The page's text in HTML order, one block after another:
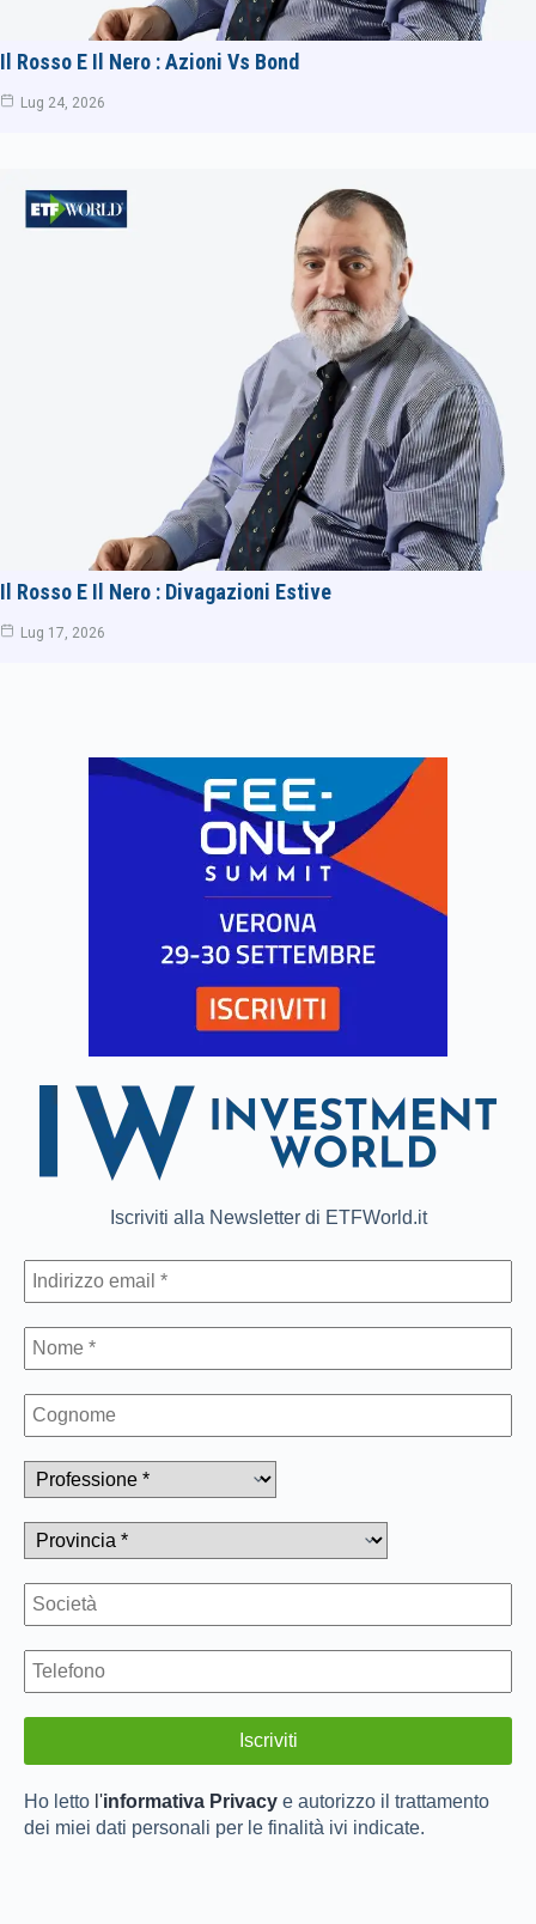
Il Rosso E Il Nero : Azioni Vs Bond
Lug 24, 2026
Il Rosso E Il Nero : Divagazioni Estive
Lug 17, 2026
Iscriviti alla Newsletter di ETFWorld.it
Ho letto l'informativa Privacy e autorizzo il trattamento
dei miei dati personali per le finalità ivi indicate.